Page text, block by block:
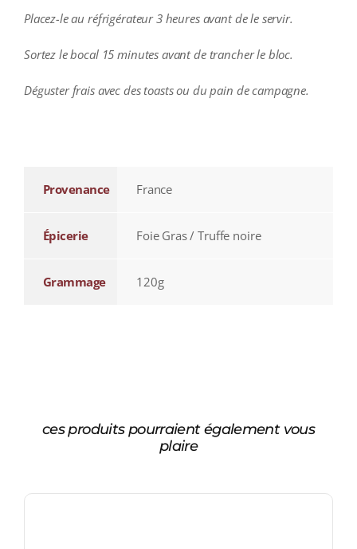
Placez-le au réfrigérateur 3 heures avant de le servir.
Sortez le bocal 15 minutes avant de trancher le bloc.
Déguster frais avec des toasts ou du pain de campagne.
Provenance France
Épicerie Foie Gras / Truffe noire
Grammage 120g
ces produits pourraient également vous
plaire